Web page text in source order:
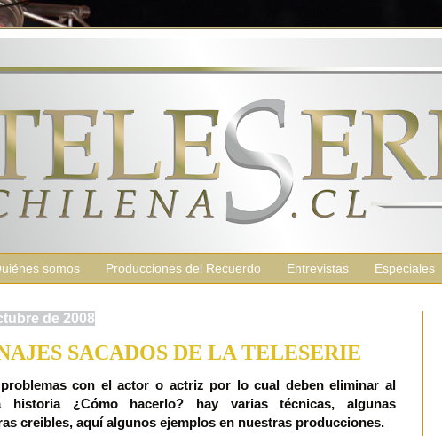
somos Producciones del Recuerdo Entrevistas Especiales
de 2008
SACADOS DE LA TELESERIE
con el actor o actriz por lo cual deben eliminar al
historia ¿Cómo hacerlo? hay varias técnicas, algunas
creibles, aquí algunos ejemplos en nuestras producciones.